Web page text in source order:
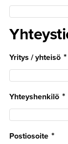
Yritys / yhteisö
Yhteyshenkilö
Postiosoite